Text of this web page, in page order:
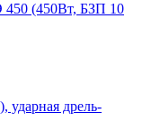
450 (450Вт, БЗП 10
дрель-